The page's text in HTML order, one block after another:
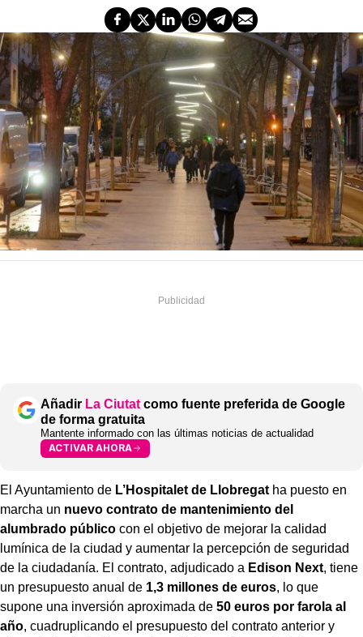
Añadir La Ciutat como fuente preferida de Google
de forma gratuita
Mantente informado con las últimas noticias de actualidad
ACTIVAR AHORA
El Ayuntamiento de L’Hospitalet de Llobregat ha puesto en
marcha un nuevo contrato de mantenimiento del
alumbrado público con el objetivo de mejorar la calidad
lumínica de la ciudad y aumentar la percepción de seguridad
de la ciudadanía. El contrato, adjudicado a Edison Next, tiene
un presupuesto anual de 1,3 millones de euros, lo que
supone una inversión aproximada de 50 euros por farola al
año, cuadruplicando el presupuesto del contrato anterior y